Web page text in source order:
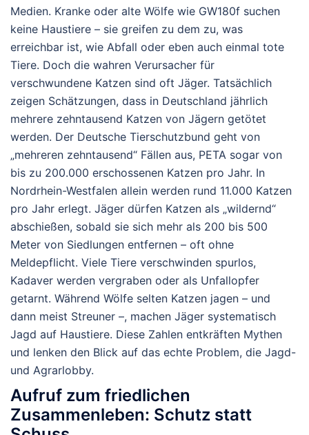
Medien. Kranke oder alte Wölfe wie GW180f suchen
keine Haustiere – sie greifen zu dem zu, was
erreichbar ist, wie Abfall oder eben auch einmal tote
Tiere. Doch die wahren Verursacher für
verschwundene Katzen sind oft Jäger. Tatsächlich
zeigen Schätzungen, dass in Deutschland jährlich
mehrere zehntausend Katzen von Jägern getötet
werden. Der Deutsche Tierschutzbund geht von
„mehreren zehntausend“ Fällen aus, PETA sogar von
bis zu 200.000 erschossenen Katzen pro Jahr. In
Nordrhein-Westfalen allein werden rund 11.000 Katzen
pro Jahr erlegt. Jäger dürfen Katzen als „wildernd“
abschießen, sobald sie sich mehr als 200 bis 500
Meter von Siedlungen entfernen – oft ohne
Meldepflicht. Viele Tiere verschwinden spurlos,
Kadaver werden vergraben oder als Unfallopfer
getarnt. Während Wölfe selten Katzen jagen – und
dann meist Streuner –, machen Jäger systematisch
Jagd auf Haustiere. Diese Zahlen entkräften Mythen
und lenken den Blick auf das echte Problem, die Jagd-
und Agrarlobby.
Aufruf zum friedlichen
Zusammenleben: Schutz statt